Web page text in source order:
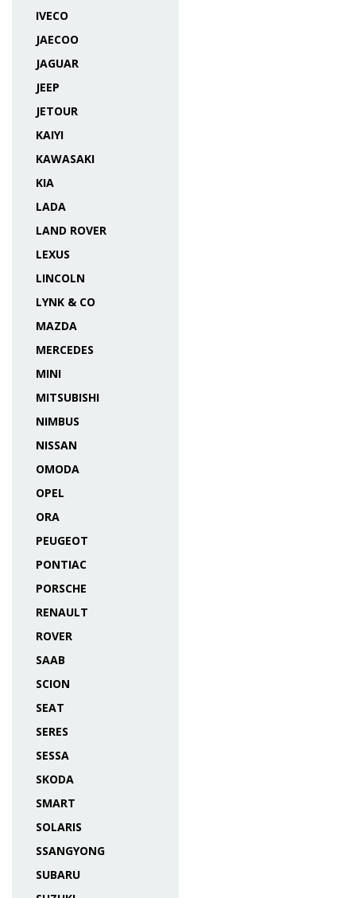
IVECO
JAECOO
JAGUAR
JEEP
JETOUR
KAIYI
KAWASAKI
KIA
LADA
LAND ROVER
LEXUS
LINCOLN
LYNK & CO
MAZDA
MERCEDES
MINI
MITSUBISHI
NIMBUS
NISSAN
OMODA
OPEL
ORA
PEUGEOT
PONTIAC
PORSCHE
RENAULT
ROVER
SAAB
SCION
SEAT
SERES
SESSA
SKODA
SMART
SOLARIS
SSANGYONG
SUBARU